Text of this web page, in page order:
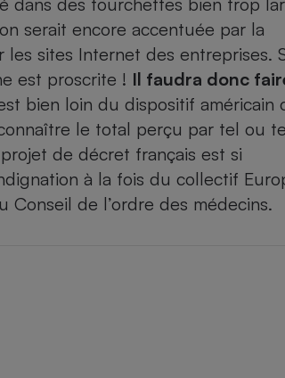
serait encore accentuée par la
sites Internet des entreprises.
est proscrite ! Il faudra donc
bien loin du dispositif américain
le total perçu par tel ou
de décret français est si
à la fois du collectif
Conseil de l’ordre des médecins.
Four encastrable
numérique
Lessive